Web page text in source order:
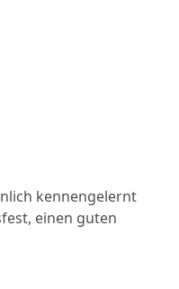
kennengelernt
einen guten